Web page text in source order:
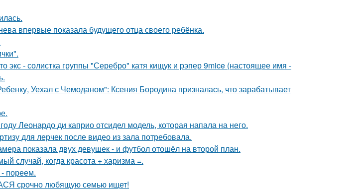
впервые показала будущего отца своего ребёнка.
экс - солистка группы "Серебро" катя кищук и рэпер 9mice (настоящее имя -
Уехал с Чемоданом": Ксения Бородина призналась, что зарабатывает
Леонардо ди каприо отсидел модель, которая напала на него.
для лерчек после видео из зала потребовала.
показала двух девушек - и футбол отошёл на второй план.
случай, когда красота + харизма =.
пореем.
срочно любящую семью ищет!